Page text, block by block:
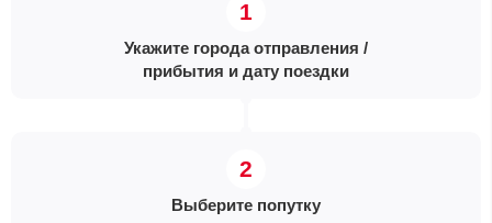
Укажите города отправления /
прибытия и дату поездки
Выберите попутку